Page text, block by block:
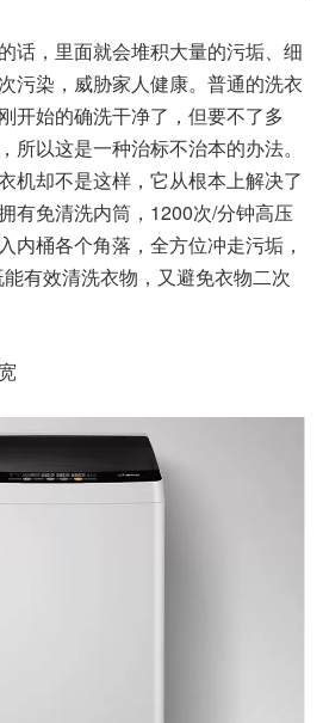
话，里面就会堆积大量的污垢、细
污染，威胁家人健康。普通的洗衣
开始的确洗干净了，但要不了多
所以这是一种治标不治本的办法。
机却不是这样，它从根本上解决了
有免清洗内筒，1200次/分钟高压
内桶各个角落，全方位冲走污垢，
有效清洗衣物，又避免衣物二次